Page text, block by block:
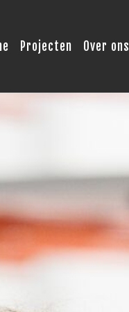
Projecten Over ons